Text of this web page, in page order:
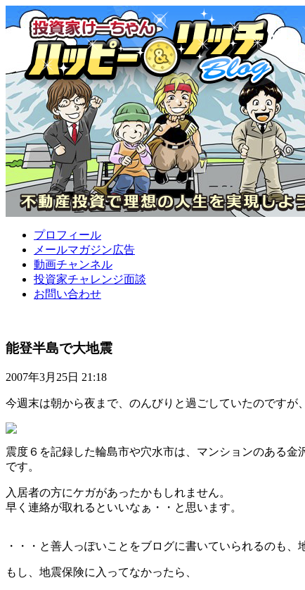
プロフィール
メールマガジン広告
動画チャンネル
投資家チャレンジ面談
お問い合わせ
能登半島で大地震
2007年3月25日 21:18
今週末は朝から夜まで、のんびりと過ごしていたのですが
震度６を記録した輪島市や穴水市は、マンションのある
です。
入居者の方にケガがあったかもしれません。
早く連絡が取れるといいなぁ・・と思います。
・・・と善人っぽいことをブログに書いていられるのも
もし、地震保険に入ってなかったら、